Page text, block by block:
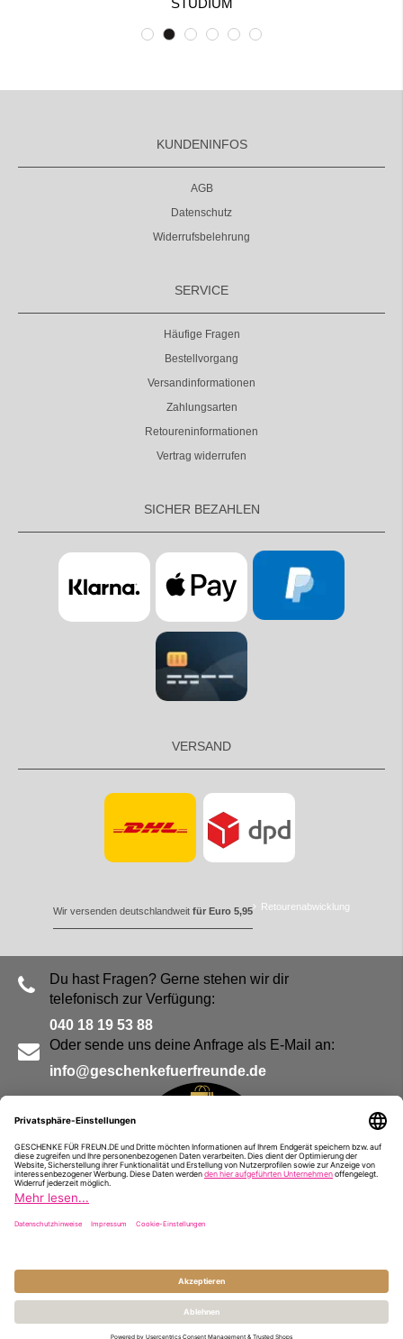
KUNDENINFOS
AGB
Datenschutz
Widerrufsbelehrung
SERVICE
Häufige Fragen
Bestellvorgang
Versandinformationen
Zahlungsarten
Retoureninformationen
Vertrag widerrufen
SICHER BEZAHLEN
VERSAND
Wir versenden deutschlandweit für Euro 5,95 Retourenabwicklung
Du hast Fragen? Gerne stehen wir dir
telefonisch zur Verfügung:
040 18 19 53 88
Oder sende uns deine Anfrage als E-Mail an:
info@geschenkefuerfreunde.de
Impressum